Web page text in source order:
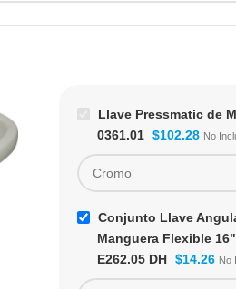
Llave Pressmatic de
Llave Pressmatic de
0361.01 $102.28 No
Conjunto Llave
Manguera Flexible
E262.05 DH $14.26 No